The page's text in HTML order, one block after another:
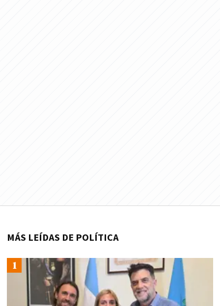
MÁS LEÍDAS DE POLÍTICA